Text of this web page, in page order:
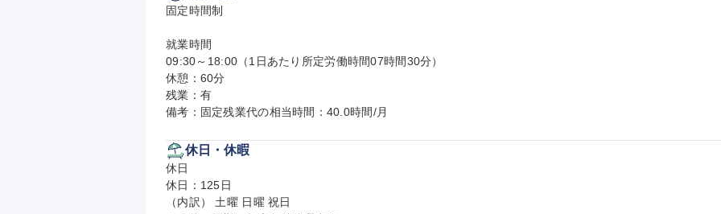
固定時間制
就業時間
09:30～18:00（1日あたり所定労働時間07時間30分）
休憩：60分
残業：有
備考：固定残業代の相当時間：40.0時間/月
休日・休暇
休日
休日：125日
（内訳） 土曜 日曜 祝日